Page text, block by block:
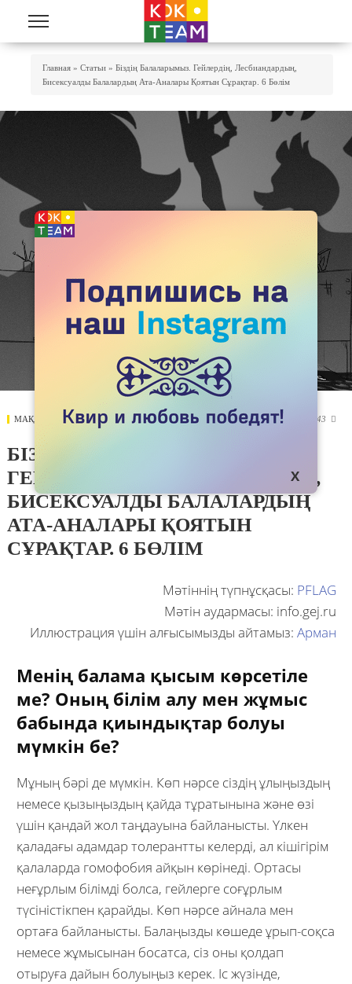
Главная » Статьи » Біздің Балаларымыз. Гейлердің, Лесбиандардың,
Бисексуалды Балалардың Ата-Аналары Қоятын Сұрақтар. 6 Бөлім
МАҚАЛАЛАР 26 MAY 2021 1243 
БІЗДІҢ БАЛАЛАРЫМЫЗ.
ГЕЙЛЕРДІҢ, ЛЕСБИАНДАРДЫҢ,
БИСЕКСУАЛДЫ БАЛАЛАРДЫҢ
АТА-АНАЛАРЫ ҚОЯТЫН
СҰРАҚТАР. 6 БӨЛІМ
Мәтіннің түпнұсқасы: PFLAG
Мәтін аудармасы: info.gej.ru
Иллюстрация үшін алғысымызды айтамыз: Арман
Менің балама қысым көрсетіле
ме? Оның білім алу мен жұмыс
бабында қиындықтар болуы
мүмкін бе?
Мұның бәрі де мүмкін. Көп нәрсе сіздің ұлыңыздың
немесе қызыңыздың қайда тұратынына және өзі
үшін қандай жол таңдауына байланысты. Үлкен
қаладағы адамдар толерантты келерді, ал кішігірім
қалаларда гомофобия айқын көрінеді. Ортасы
неғұрлым білімді болса, гейлерге соғұрлым
түсіністікпен қарайды. Көп нәрсе айнала мен
ортаға байланысты. Балаңызды көшеде ұрып-соқса
немесе жұмысынан босатса, сіз оны қолдап
отыруға дайын болуыңыз керек. Іс жүзінде,